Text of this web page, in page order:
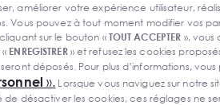
améliorer votre expérience utilisateur,
Vous pouvez à tout moment modifier vos
sur le bouton «TOUT ACCEPTER »,
ENREGISTRER» et refusez les cookies
déposés. Pour plus d’informations,
». Lorsque vous naviguez sur notre
désactiver les cookies, ces réglages ne